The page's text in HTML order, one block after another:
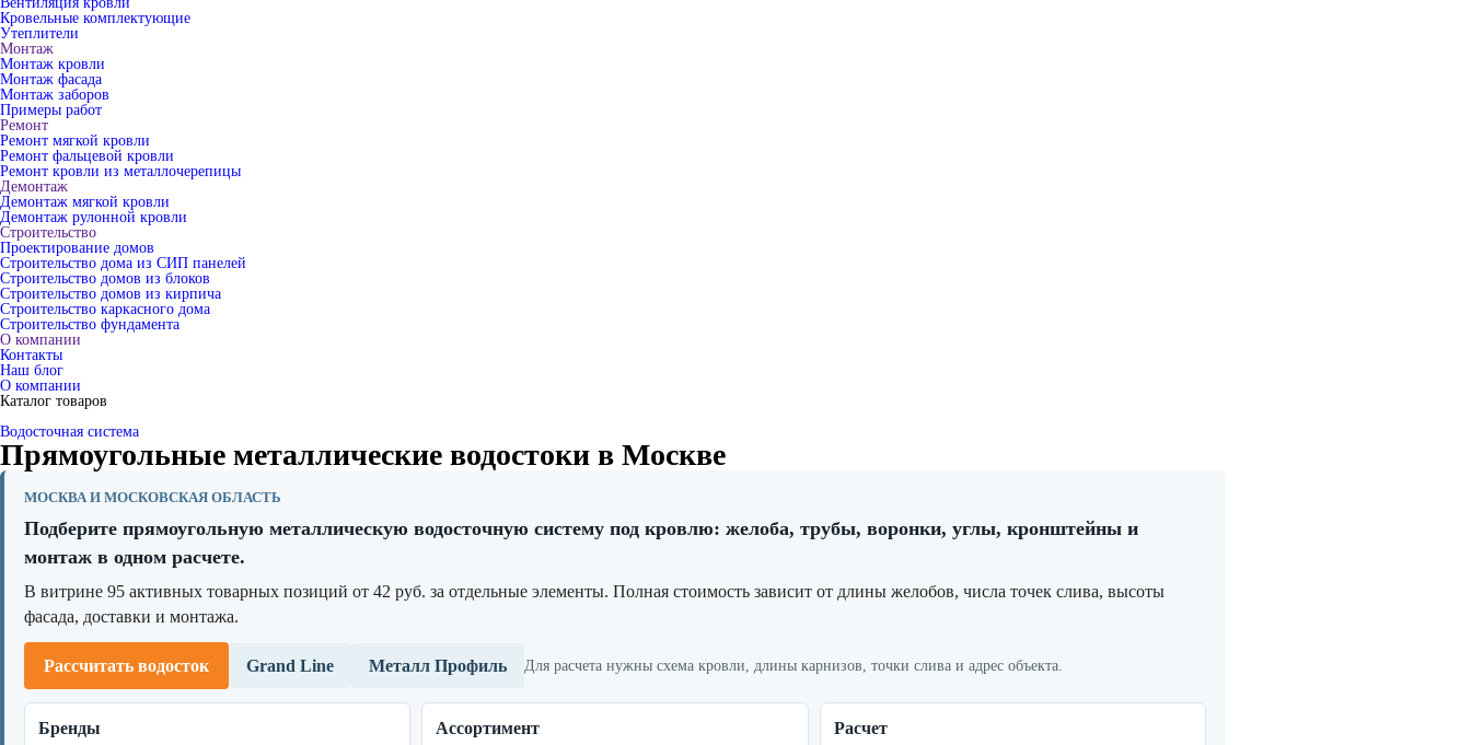
Кровельные комплектующие
Утеплители
Монтаж
Монтаж кровли
Монтаж фасада
Монтаж заборов
Примеры работ
Ремонт
Ремонт мягкой кровли
Ремонт фальцевой кровли
Ремонт кровли из металлочерепицы
Демонтаж
Демонтаж мягкой кровли
Демонтаж рулонной кровли
Строительство
Проектирование домов
Строительство дома из СИП панелей
Строительство домов из блоков
Строительство домов из кирпича
Строительство каркасного дома
Строительство фундамента
О компании
Контакты
Наш блог
О компании
Каталог товаров
Водосточная система
Прямоугольные металлические водостоки в Москве
МОСКВА И МОСКОВСКАЯ ОБЛАСТЬ
Подберите прямоугольную металлическую водосточную систему под кровлю: желоба, трубы, воронки, углы, кронштейны и
монтаж в одном расчете.
В витрине 95 активных товарных позиций от 42 руб. за отдельные элементы. Полная стоимость зависит от длины желобов, числа точек слива, высоты
фасада, доставки и монтажа.
Рассчитать водосток Grand Line Металл Профиль Для расчета нужны схема кровли, длины карнизов, точки слива и адрес объекта.
Бренды Ассортимент Расчет